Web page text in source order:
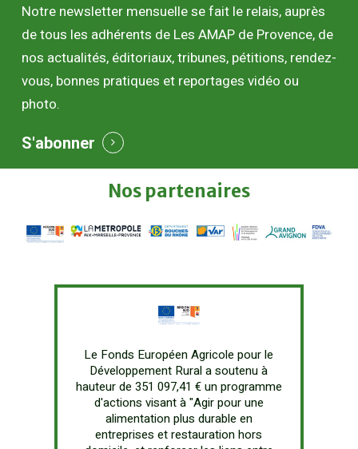
Notre newsletter mensuelle se fait le relais, auprès
de tous les adhérents de Les AMAP de Provence, de
nos actualités, éditoriaux, tribunes, pétitions, rendez-
vous, bonnes pratiques et reportages vidéo ou
photo.
S'abonner
Nos partenaires
Le Fonds Européen Agricole pour le
Développement Rural a soutenu à
hauteur de 351 097,41 € un programme
d'actions visant à "Agir pour une
alimentation plus durable en
entreprises et restauration hors